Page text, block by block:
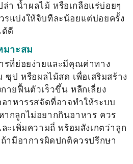
า น้ำผลไม้ หรือเกลือแร่บ่อยๆ
แบ่งให้จิบทีละน้อยแต่บ่อยครั้ง
ดี
มาะสม
รที่ย่อยง่ายและมีคุณค่าทาง
ป หรือผลไม้สด เพื่อเสริมสร้าง
ายฟื้นตัวเร็วขึ้น หลีกเลี่ยง
าหารรสจัดที่อาจทำให้ระบบ
กลูกไม่อยากกินอาหาร ควร
ะเพิ่มความถี่ พร้อมสังเกตว่าลูก
ามีอาการผิดปกติควรปรึกษา